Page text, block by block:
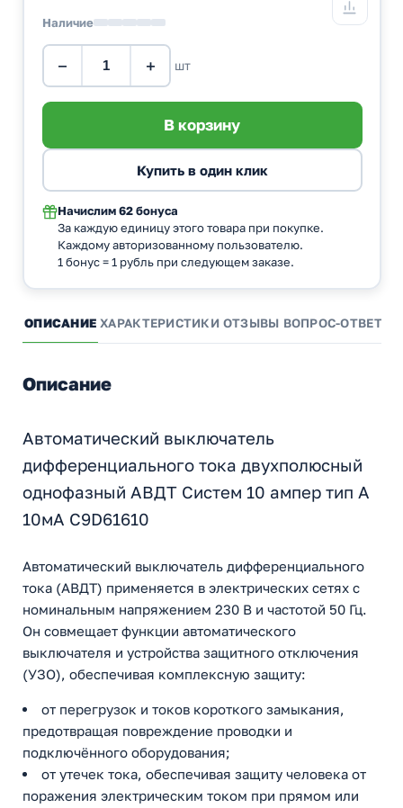
Наличие
− + шт
Начислим 62 бонуса
За каждую единицу этого товара при покупке.
Каждому авторизованному пользователю.
1 бонус = 1 рубль при следующем заказе.
ОПИСАНИЕ ХАРАКТЕРИСТИКИ ОТЗЫВЫ ВОПРОС-ОТВЕТ
Описание
Автоматический выключатель
дифференциального тока двухполюсный
однофазный АВДТ Систем 10 ампер тип А
10мА C9D61610
Автоматический выключатель дифференциального
тока (АВДТ) применяется в электрических сетях с
номинальным напряжением 230 В и частотой 50 Гц.
Он совмещает функции автоматического
выключателя и устройства защитного отключения
(УЗО), обеспечивая комплексную защиту:
от перегрузок и токов короткого замыкания,
предотвращая повреждение проводки и
подключённого оборудования;
от утечек тока, обеспечивая защиту человека от
поражения электрическим током при прямом или